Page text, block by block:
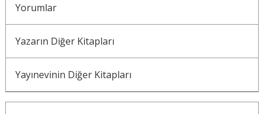
Yorumlar
Yazarın Diğer Kitapları
Yayınevinin Diğer Kitapları